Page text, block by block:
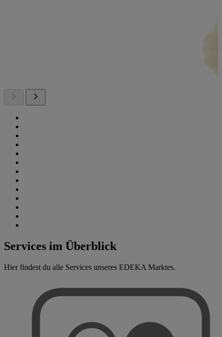
Services im Überblick
Hier findest du alle Services unseres EDEKA Marktes.